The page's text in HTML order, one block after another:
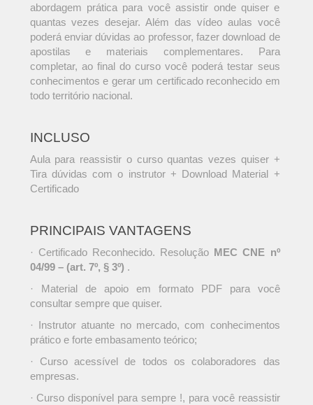
abordagem prática para você assistir onde quiser e
quantas vezes desejar. Além das vídeo aulas você
poderá enviar dúvidas ao professor, fazer download de
apostilas e materiais complementares. Para
completar, ao final do curso você poderá testar seus
conhecimentos e gerar um certificado reconhecido em
todo território nacional.
INCLUSO
Aula para reassistir o curso quantas vezes quiser +
Tira dúvidas com o instrutor + Download Material +
Certificado
PRINCIPAIS VANTAGENS
· Certificado Reconhecido. Resolução MEC CNE nº
04/99 – (art. 7º, § 3º) .
· Material de apoio em formato PDF para você
consultar sempre que quiser.
· Instrutor atuante no mercado, com conhecimentos
prático e forte embasamento teórico;
· Curso acessível de todos os colaboradores das
empresas.
· Curso disponível para sempre !, para você reassistir